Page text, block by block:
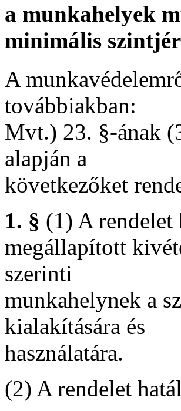
a munkahelyek
minimális
A
továbbiakban:
Mvt.) 23. §-ának
alapján a
következőket
1. § (1) A rendelet
megállapított
szerinti
munkahelynek a
kialakítására és
használatára.
(2) A rendelet